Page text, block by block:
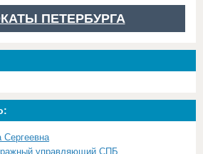
ПЕТЕРБУРГА
управляющий СПБ